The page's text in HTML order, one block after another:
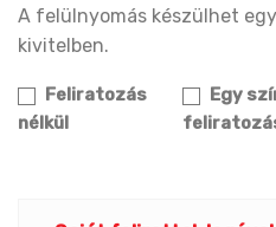
A felülnyomás készülhet
kivitelben.
Feliratozás
nélkül
Egy